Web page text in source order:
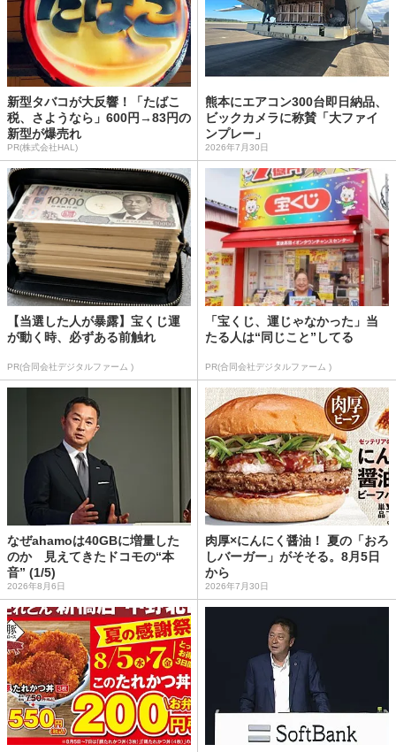
新型タバコが大反響！「たばこ
税、さようなら」600円→83円の
新型が爆売れ
PR(株式会社HAL)
熊本にエアコン300台即日納品、
ビックカメラに称賛「大ファイ
ンプレー」
2026年7月30日
【当選した人が暴露】宝くじ運
が動く時、必ずある前触れ
PR(合同会社デジタルファーム )
「宝くじ、運じゃなかった」当
たる人は“同じこと”してる
PR(合同会社デジタルファーム )
なぜahamoは40GBに増量した
のか 見えてきたドコモの“本
音” (1/5)
2026年8月6日
肉厚×にんにく醤油！ 夏の「おろ
しバーガー」がそそる。8月5日
から
2026年7月30日